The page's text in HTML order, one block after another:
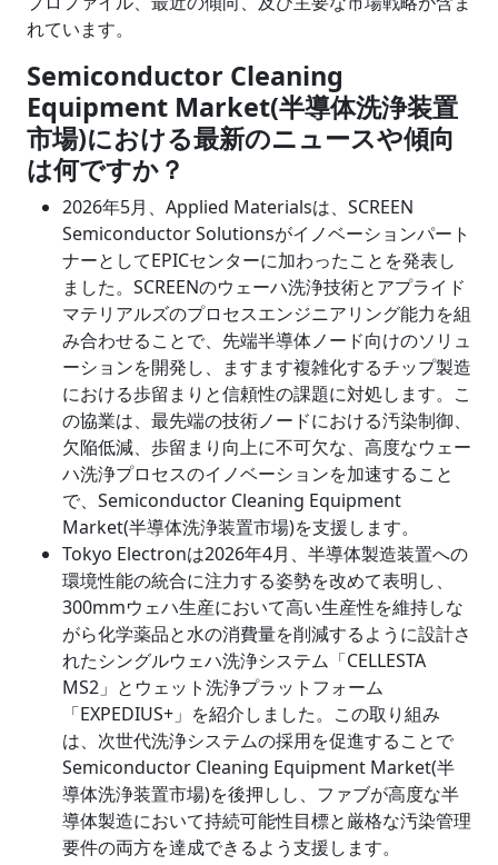
れています。
Semiconductor Cleaning
Equipment Market(半導体洗浄装置
市場)における最新のニュースや傾向
は何ですか？
2026年5月、Applied Materialsは、SCREEN
Semiconductor Solutionsがイノベーションパート
ナーとしてEPICセンターに加わったことを発表し
ました。SCREENのウェーハ洗浄技術とアプライド
マテリアルズのプロセスエンジニアリング能力を組
み合わせることで、先端半導体ノード向けのソリュ
ーションを開発し、ますます複雑化するチップ製造
における歩留まりと信頼性の課題に対処します。こ
の協業は、最先端の技術ノードにおける汚染制御、
欠陥低減、歩留まり向上に不可欠な、高度なウェー
ハ洗浄プロセスのイノベーションを加速すること
で、Semiconductor Cleaning Equipment
Market(半導体洗浄装置市場)を支援します。
Tokyo Electronは2026年4月、半導体製造装置への
環境性能の統合に注力する姿勢を改めて表明し、
300mmウェハ生産において高い生産性を維持しな
がら化学薬品と水の消費量を削減するように設計さ
れたシングルウェハ洗浄システム「CELLESTA
MS2」とウェット洗浄プラットフォーム
「EXPEDIUS+」を紹介しました。この取り組み
は、次世代洗浄システムの採用を促進することで
Semiconductor Cleaning Equipment Market(半
導体洗浄装置市場)を後押しし、ファブが高度な半
導体製造において持続可能性目標と厳格な汚染管理
要件の両方を達成できるよう支援します。